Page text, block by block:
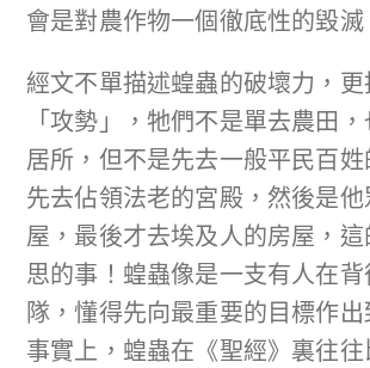
會是對農作物一個徹底性的毀滅
經文不單描述蝗蟲的破壞力，
「攻勢」，牠們不是單去農田
居所，但不是先去一般平民百
先去佔領法老的宮殿，然後是
屋，最後才去埃及人的房屋，
思的事！蝗蟲像是一支有人在
隊，懂得先向最重要的目標作出
事實上，蝗蟲在《聖經》裏往